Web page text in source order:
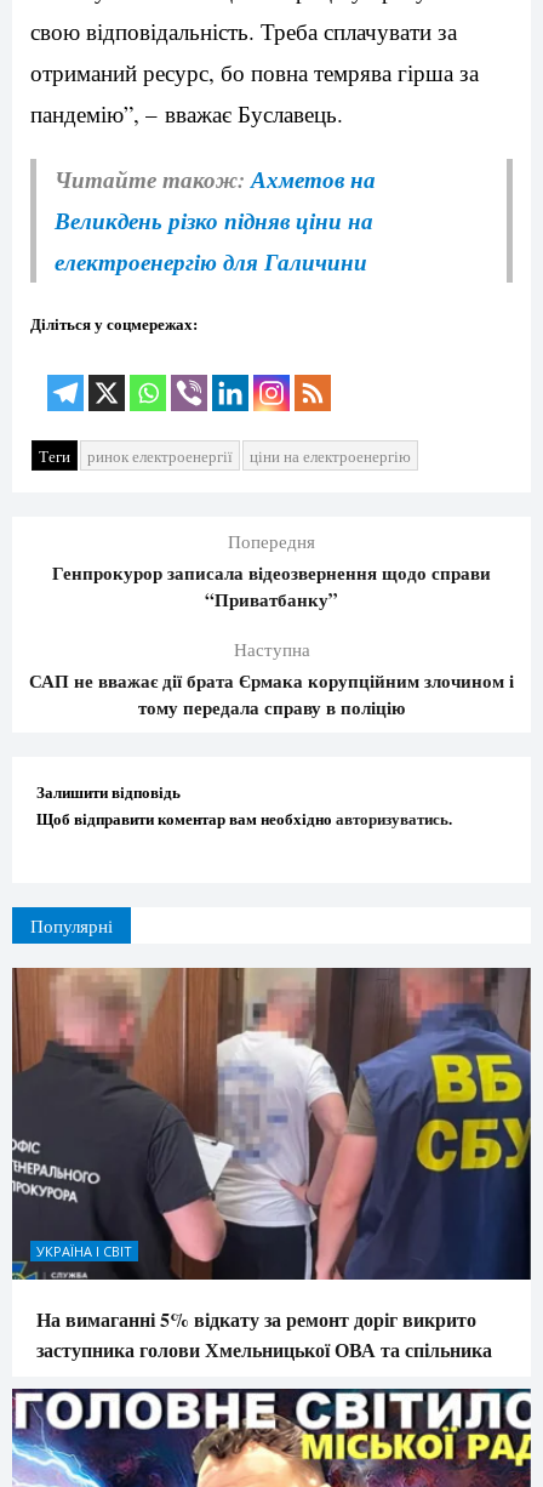
свою відповідальність. Треба сплачувати за
отриманий ресурс, бо повна темрява гірша за
пандемію”, – вважає Буславець.
Читайте також:Ахметов на
Великдень різко підняв ціни на
електроенергію для Галичини
Діліться у соцмережах:
Теги ринок електроенергії ціни на електроенергію
Попередня
Генпрокурор записала відеозвернення щодо справи
“Приватбанку”
Наступна
САП не вважає дії брата Єрмака корупційним злочином і
тому передала справу в поліцію
Залишити відповідь
Щоб відправити коментар вам необхідно авторизуватись.
Популярні
УКРАЇНА І СВІТ
На вимаганні 5% відкату за ремонт доріг викрито
заступника голови Хмельницької ОВА та спільника